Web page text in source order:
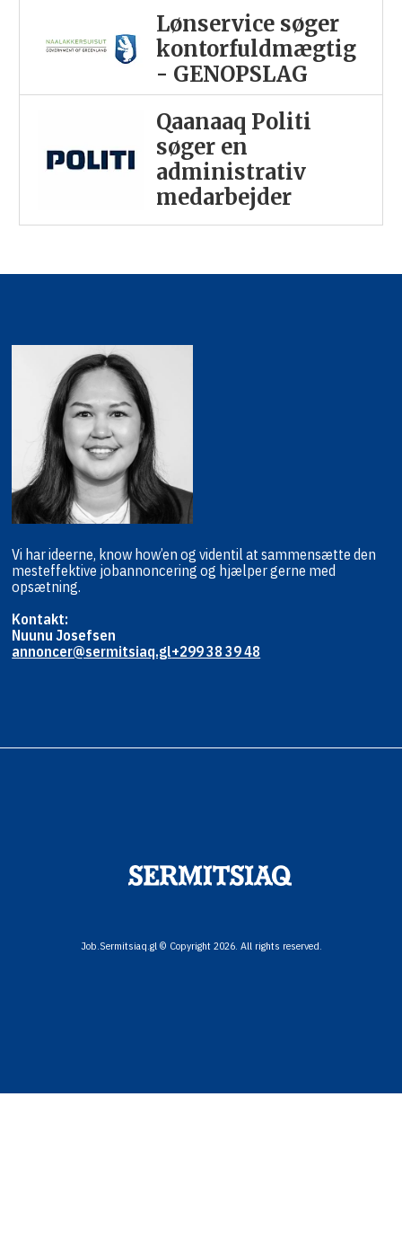
Lønservice søger
kontorfuldmægtig
- GENOPSLAG
Qaanaaq Politi
søger en
administrativ
medarbejder
Vi har ideerne, know how’en og videntil at sammensætte den
mesteffektive jobannoncering og hjælpergerne med
opsætning.
Kontakt:
Nuunu Josefsen
annoncer@sermitsiaq.gl+299 38 39 48
Job.Sermitsiaq.gl © Copyright 2026. All rights reserved.